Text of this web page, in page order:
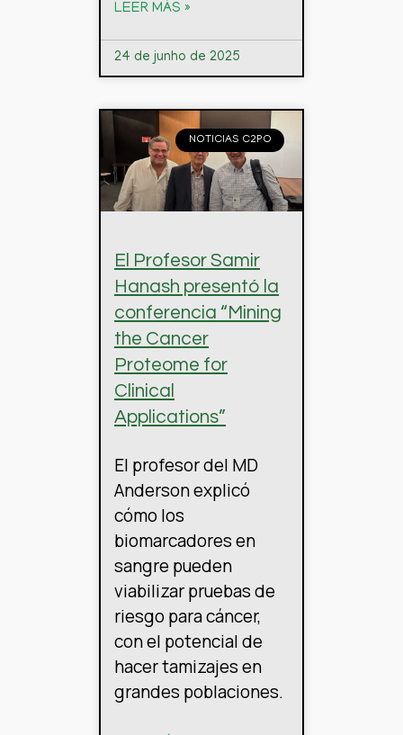
LEER MÁS »
24 de junho de 2025
NOTICIAS C2PO
El Profesor Samir
Hanash presentó la
conferencia “Mining
the Cancer
Proteome for
Clinical
Applications”
El profesor del MD
Anderson explicó
cómo los
biomarcadores en
sangre pueden
viabilizar pruebas de
riesgo para cáncer,
con el potencial de
hacer tamizajes en
grandes poblaciones.